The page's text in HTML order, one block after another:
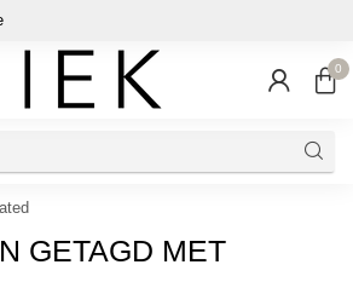
0
GETAGD MET